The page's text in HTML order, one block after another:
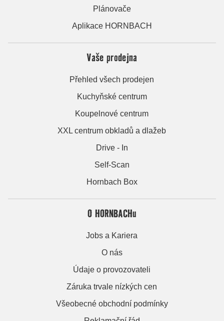
Plánovače
Aplikace HORNBACH
Vaše prodejna
Přehled všech prodejen
Kuchyňské centrum
Koupelnové centrum
XXL centrum obkladů a dlažeb
Drive - In
Self-Scan
Hornbach Box
O HORNBACHu
Jobs a Kariera
O nás
Údaje o provozovateli
Záruka trvale nízkých cen
Všeobecné obchodní podmínky